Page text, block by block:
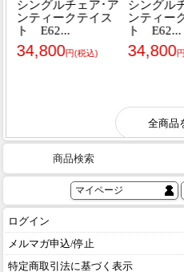
商品検索
マイページ
ログイン
メルマガ申込/停止
特定商取引法に基づく表示